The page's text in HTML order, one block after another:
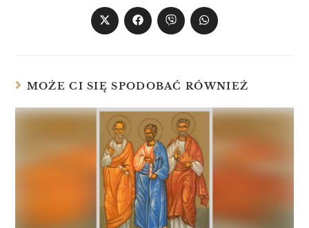
MOŻE CI SIĘ SPODOBAĆ RÓWNIEŻ